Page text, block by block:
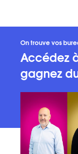
On trouve vos
Accédez
gagnez